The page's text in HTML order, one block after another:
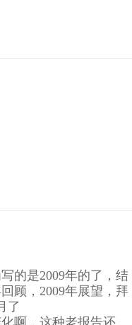
的是2009年的了，结
顾，2009年展望，拜
了
啊，这种老报告还